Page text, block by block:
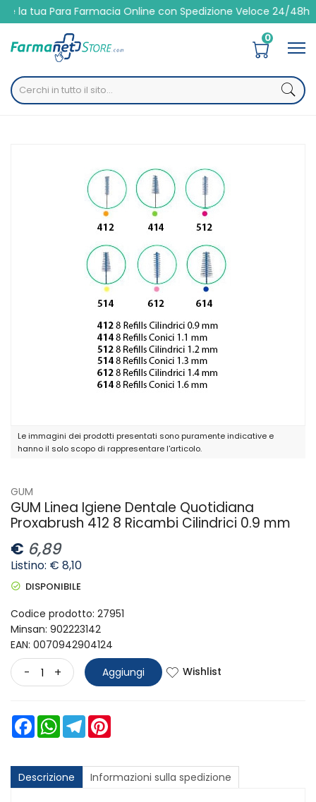
Farmacia Online con Spedizione Veloce 24/48h
0
Ricambi Cilindrici 0.9 mm
Le immagini dei prodotti presentati sono puramente indicative e
hanno il solo scopo di rappresentare l'articolo.
GUM
GUM Linea Igiene Dentale Quotidiana
Proxabrush 412 8 Ricambi Cilindrici 0.9 mm
€ 6,89
Listino: € 8,10
DISPONIBILE
Codice prodotto: 27951
Minsan: 902223142
EAN: 0070942904124
- + Aggiungi Wishlist
FacebookWhatsAppTelegram
Descrizione Informazioni sulla spedizione